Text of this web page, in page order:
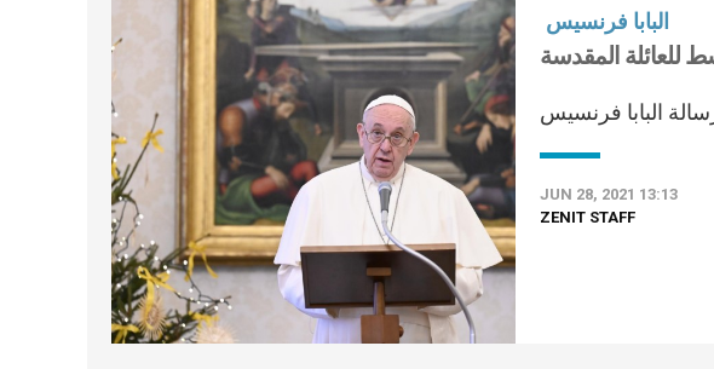
البابا فرنسيس
للعائلة المقدسة
البابا فرنسيس
JUN 28, 2021 13:13
ZENIT STAFF